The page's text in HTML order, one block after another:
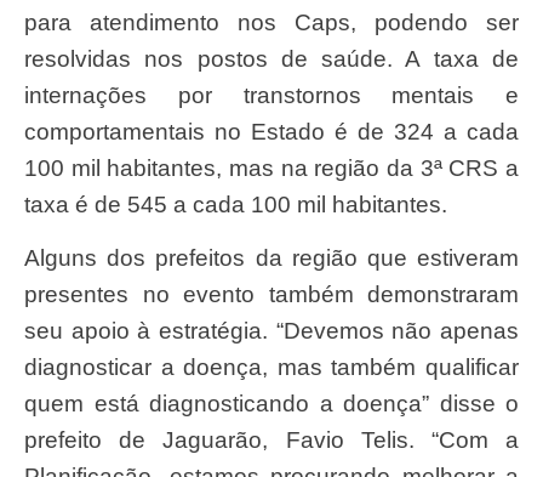
para atendimento nos Caps, podendo ser
resolvidas nos postos de saúde. A taxa de
internações por transtornos mentais e
comportamentais no Estado é de 324 a cada
100 mil habitantes, mas na região da 3ª CRS a
taxa é de 545 a cada 100 mil habitantes.
Alguns dos prefeitos da região que estiveram
presentes no evento também demonstraram
seu apoio à estratégia. “Devemos não apenas
diagnosticar a doença, mas também qualificar
quem está diagnosticando a doença” disse o
prefeito de Jaguarão, Favio Telis. “Com a